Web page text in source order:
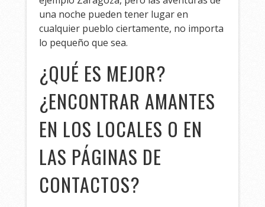
una noche pueden tener lugar en
cualquier pueblo ciertamente, no importa
lo pequeño que sea.
¿QUÉ ES MEJOR?
¿ENCONTRAR AMANTES
EN LOS LOCALES O EN
LAS PÁGINAS DE
CONTACTOS?